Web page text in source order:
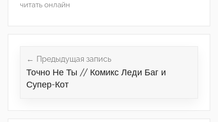
читать онлайн
записям
Предыдущая запись
Точно Не Ты // Комикс Леди Баг и
Супер-Кот